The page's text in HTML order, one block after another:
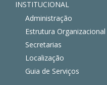
INSTITUCIONAL
Administração
Estrutura Organizacional
Secretarias
Localização
Guia de Serviços